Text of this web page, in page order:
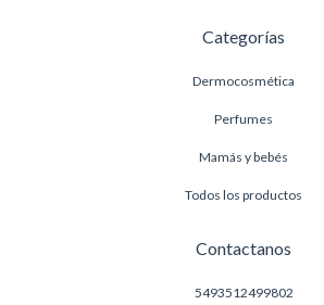
Categorías
Dermocosmética
Perfumes
Mamás y bebés
Todos los productos
Contactanos
5493512499802